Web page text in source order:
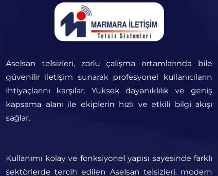
Aselsan telsizleri, zorlu çalışma ortamlarında bile
güvenilir iletişim sunarak profesyonel kullanıcıların
ihtiyaçlarını karşılar. Yüksek dayanıklılık ve geniş
kapsama alanı ile ekiplerin hızlı ve etkili bilgi akışı
sağlar.
Kullanımı kolay ve fonksiyonel yapısı sayesinde farklı
sektörlerde tercih edilen Aselsan telsizleri, modern